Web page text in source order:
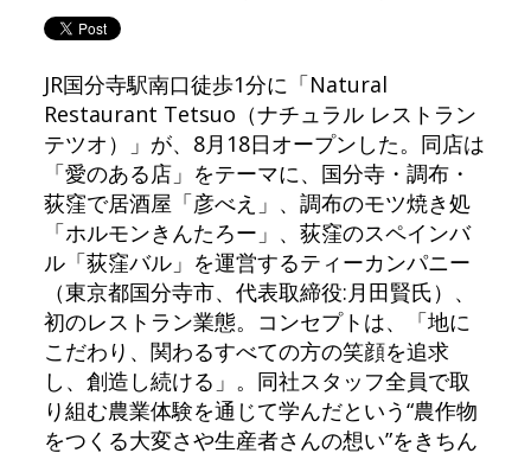
JR国分寺駅南口徒歩1分に「Natural
Restaurant Tetsuo（ナチュラル レストラン
テツオ）」が、8月18日オープンした。同店は
「愛のある店」をテーマに、国分寺・調布・
荻窪で居酒屋「彦べえ」、調布のモツ焼き処
「ホルモンきんたろー」、荻窪のスペインバ
ル「荻窪バル」を運営するティーカンパニー
（東京都国分寺市、代表取締役:月田賢氏）、
初のレストラン業態。コンセプトは、「地に
こだわり、関わるすべての方の笑顔を追求
し、創造し続ける」。同社スタッフ全員で取
り組む農業体験を通じて学んだという“農作物
をつくる大変さや生産者さんの想い”をきちん